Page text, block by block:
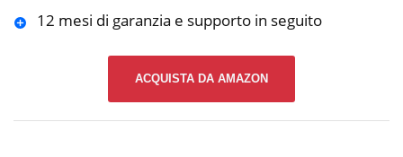
12 mesi di garanzia e supporto in seguito
ACQUISTA DA AMAZON